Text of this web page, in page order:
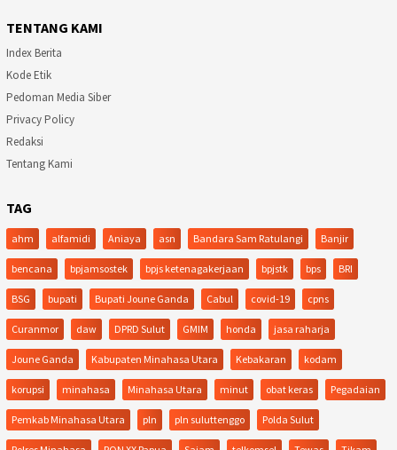
TENTANG KAMI
Index Berita
Kode Etik
Pedoman Media Siber
Privacy Policy
Redaksi
Tentang Kami
TAG
ahm alfamidi Aniaya asn Bandara Sam Ratulangi Banjir
bencana bpjamsostek bpjs ketenagakerjaan bpjstk bps BRI
BSG bupati Bupati Joune Ganda Cabul covid-19 cpns
Curanmor daw DPRD Sulut GMIM honda jasa raharja
Joune Ganda Kabupaten Minahasa Utara Kebakaran kodam
korupsi minahasa Minahasa Utara minut obat keras Pegadaian
Pemkab Minahasa Utara pln pln suluttenggo Polda Sulut